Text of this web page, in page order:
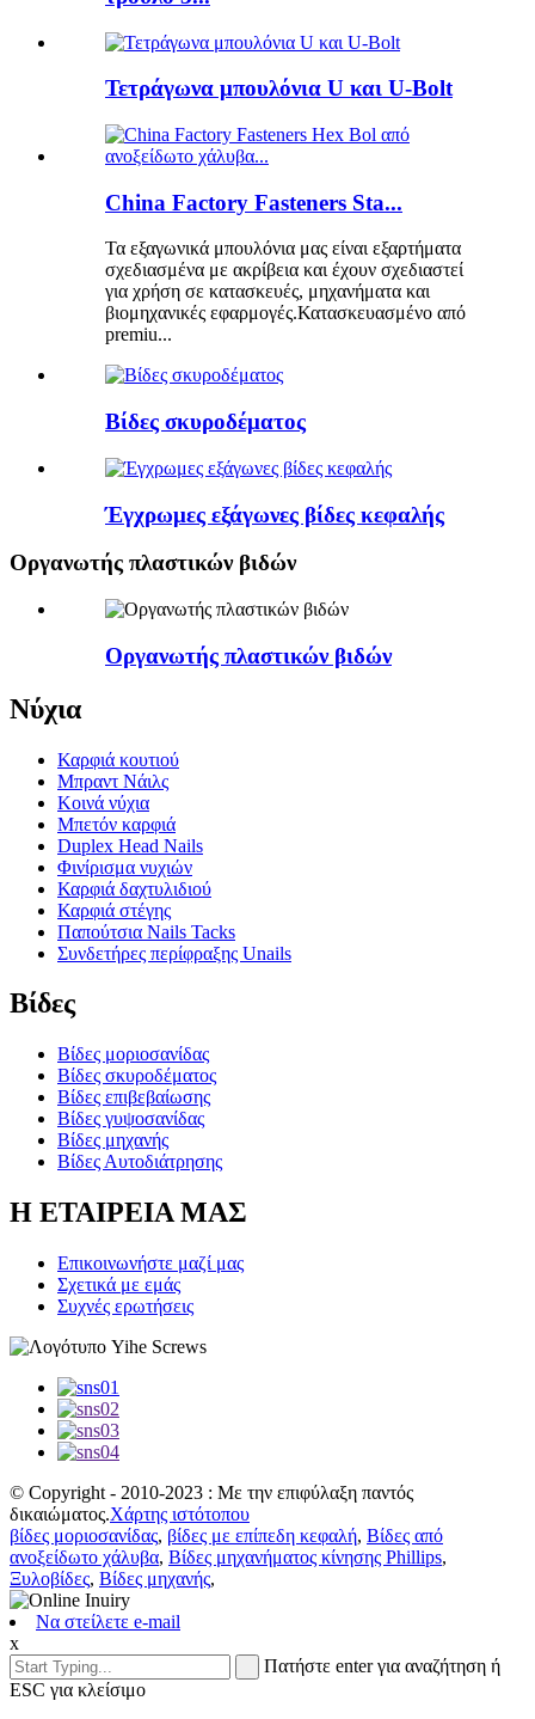
Τετράγωνα μπουλόνια U και U-Bolt
China Factory Fasteners Sta...
Τα εξαγωνικά μπουλόνια μας είναι εξαρτήματα
σχεδιασμένα με ακρίβεια και έχουν σχεδιαστεί
για χρήση σε κατασκευές, μηχανήματα και
βιομηχανικές εφαρμογές.Κατασκευασμένο από
premiu...
Βίδες σκυροδέματος
Έγχρωμες εξάγωνες βίδες κεφαλής
Οργανωτής πλαστικών βιδών
Οργανωτής πλαστικών βιδών
Νύχια
Καρφιά κουτιού
Μπραντ Νάιλς
Κοινά νύχια
Μπετόν καρφιά
Duplex Head Nails
Φινίρισμα νυχιών
Καρφιά δαχτυλιδιού
Καρφιά στέγης
Παπούτσια Nails Tacks
Συνδετήρες περίφραξης Unails
Βίδες
Βίδες μοριοσανίδας
Βίδες σκυροδέματος
Βίδες επιβεβαίωσης
Βίδες γυψοσανίδας
Βίδες μηχανής
Βίδες Αυτοδιάτρησης
Η ΕΤΑΙΡΕΙΑ ΜΑΣ
Επικοινωνήστε μαζί μας
Σχετικά με εμάς
Συχνές ερωτήσεις
© Copyright - 2010-2023 : Με την επιφύλαξη παντός
δικαιώματος.Χάρτης ιστότοπου
βίδες μοριοσανίδας, βίδες με επίπεδη κεφαλή, Βίδες από
ανοξείδωτο χάλυβα, Βίδες μηχανήματος κίνησης Phillips,
Ξυλοβίδες, Βίδες μηχανής,
Να στείλετε e-mail
x
Πατήστε enter για αναζήτηση ή
ESC για κλείσιμο